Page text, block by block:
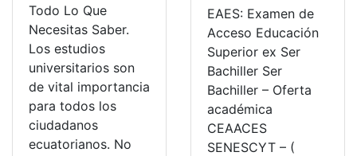
Todo Lo Que
Necesitas Saber.
Los estudios
universitarios son
de vital importancia
para todos los
ciudadanos
ecuatorianos. No
EAES: Examen de
Acceso Educación
Superior ex Ser
Bachiller Ser
Bachiller – Oferta
académica
CEAACES
SENESCYT – (